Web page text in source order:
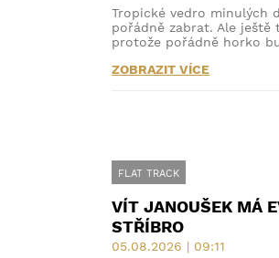
Tropické vedro minulých
pořádně zabrat. Ale ještě
protože pořádně horko
ZOBRAZIT VÍCE
FLAT TRACK
VÍT JANOUŠEK MÁ
STŘÍBRO
05.08.2026 | 09:11